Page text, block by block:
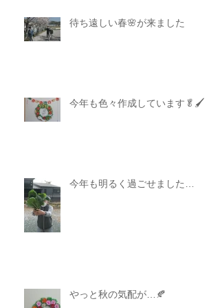
待ち遠しい春🌸が来ました
今年も色々作成しています🥬🖌
今年も明るく過ごせました…
やっと秋の気配が…🍂